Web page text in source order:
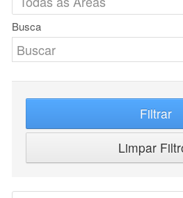
Busca
Filtrar
Limpar